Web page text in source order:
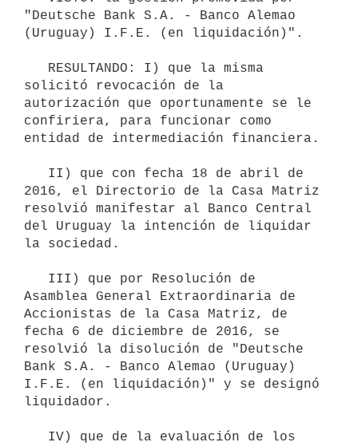
"Deutsche Bank S.A. - Banco Alemao
(Uruguay) I.F.E. (en liquidación)".
solicitó revocación de la
autorización que oportunamente se le
confiriera, para funcionar como
entidad de intermediación financiera.
2016, el Directorio de la Casa Matriz
resolvió manifestar al Banco Central
del Uruguay la intención de liquidar
la sociedad.
Asamblea General Extraordinaria de
Accionistas de la Casa Matriz, de
fecha 6 de diciembre de 2016, se
resolvió la disolución de "Deutsche
Bank S.A. - Banco Alemao (Uruguay)
I.F.E. (en liquidación)" y se designó
liquidador.